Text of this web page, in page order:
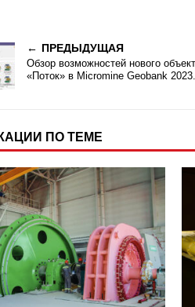
ПРЕДЫДУЩАЯ
Обзор возможностей нового
«Поток» в Micromine Geobank
ПО ТЕМЕ